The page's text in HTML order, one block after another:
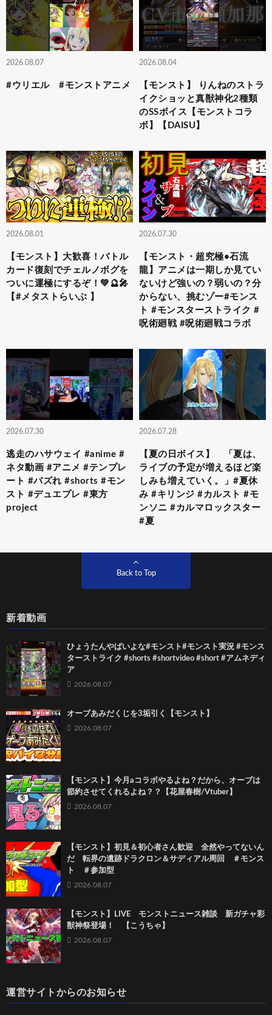
2026.08.07
#ウリエル #モンストアニメ
2026.08.04
【モンスト】 りんねのストラ
イクショッと真獣神化2種類
のSSボイス【モンストコラ
ボ】【DAISU】
2026.08.01
【モンスト】大歓喜！バトル
カード復刻でチェルノボグを
ついに運極にするぞ！💚🔮🎤
【#メタストらいぶ 】
2026.07.30
【モンスト・超究極•石流
龍】アニメは一期しか見てい
ないけど強いの？弱いの？分
からない、挑むゾー#モンス
ト #モンスターストライク #
呪術廻戦 #呪術廻戦コラボ
2026.07.30
逃走のハサウェイ #anime #
ネタ動画 #アニメ #テンプレ
ート #バズれ #shorts #モン
スト #デュエプレ #東方
project
2026.07.28
【夏の日ボイス】 「夏は、
ライブの予定が増えるほど楽
しみも増えていく。」#夏休
み #キリンジ #カルスト #モ
ンソニ #カルマロックスター
#夏
Back to Top
新着動画
ひょうたんやばいよな#モンスト#モンスト実況 #モンス
ターストライク #shorts #shortvideo #short #アムネディ
ア
2026.08.07
オーブあみだくじを3垢引く【モンスト】
2026.08.07
【モンスト】今月aコラボやるよね？だから、オーブは
節約させてくれるよね？？【花屋春樹/Vtuber】
2026.08.07
【モンスト】初見＆初心者さん歓迎 全然やってないん
だ 転界の遺跡ドラクロン＆サディアル周回 ＃モンス
ト ＃参加型
2026.08.07
【モンスト】LIVE モンストニュース雑談 新ガチャ彩
獣神祭登場！ 【こうちゃ】
2026.08.07
運営サイトからのお知らせ